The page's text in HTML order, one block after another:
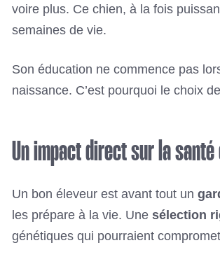
voire plus. Ce chien, à la fois
semaines de vie.
Son éducation ne commence pas
naissance. C’est pourquoi le choix
Un impact direct sur la
Un bon éleveur est avant tout un
les prépare à la vie. Une sélection
génétiques qui pourraient